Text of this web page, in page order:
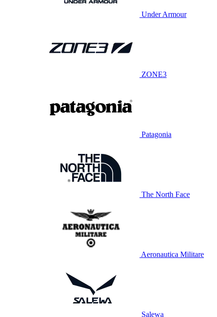
Under Armour
ZONE3
Patagonia
The North Face
Aeronautica Militare
Salewa